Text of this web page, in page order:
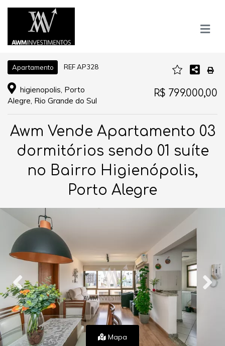
Apartamento REF AP328
higienopolis, Porto
Alegre, Rio Grande do Sul
R$ 799.000,00
Awm Vende Apartamento 03
dormitórios sendo 01 suíte
no Bairro Higienópolis,
Porto Alegre
Mapa